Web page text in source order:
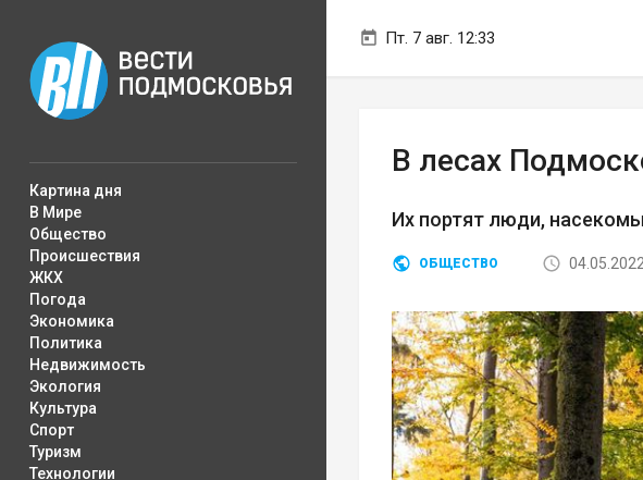
Пт. 7 авг. 12:33
Картина дня
В Мире
Общество
Происшествия
ЖКХ
Погода
Экономика
Политика
Недвижимость
Экология
Культура
Спорт
Туризм
Технологии
В лесах
Их портят люди,
ОБЩЕСТВО